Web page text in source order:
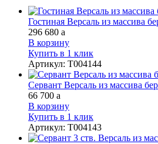
Гостиная Версаль из массива
296 680 a
В корзину
Купить в 1 клик
Артикул: Т004144
Сервант Версаль из массива
66 700 a
В корзину
Купить в 1 клик
Артикул: Т004143